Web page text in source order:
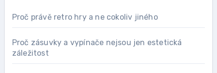
Proč právě retro hry a ne cokoliv jiného
Proč zásuvky a vypínače nejsou jen estetická
záležitost